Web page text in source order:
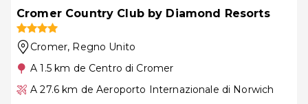
Cromer Country Club by Diamond Resorts
Cromer, Regno Unito
A 1.5 km de Centro di Cromer
A 27.6 km de Aeroporto Internazionale di Norwich